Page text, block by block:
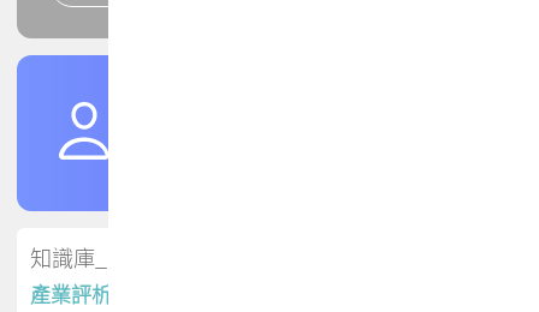
知識庫_會員專屬
產業評析報告